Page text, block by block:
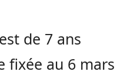
de 7 ans
fixée au 6 mars